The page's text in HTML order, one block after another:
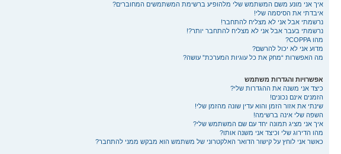
איך אני מונע משם המשתמש שלי מלהופיע ברשימת המשתמשים המחוברים?
איבדתי את הסיסמה שלי!
נרשמתי אבל אני לא מצליח להתחבר!
נרשמתי בעבר אבל אני לא מצליח להתחבר יותר?!
מהו COPPA?
מדוע אני לא יכול להרשם?
מה האפשרות “מחק את כל עוגיות המערכת” עושה?
אפשרויות והגדרות משתמש
כיצד אני משנה את ההגדרות שלי?
הזמנים אינם נכונים!
שינתי את אזור הזמן והוא עדין שונה מהזמן שלי!
השפה שלי אינה ברשימה!
איך אני מציג תמונה יחד עם שם המשתמש שלי?
מהו הדירוג שלי וכיצד אני משנה אותו?
כאשר אני לוחץ על קישור הדואר האלקטרוני של משתמש הוא מבקש ממני להתחבר?